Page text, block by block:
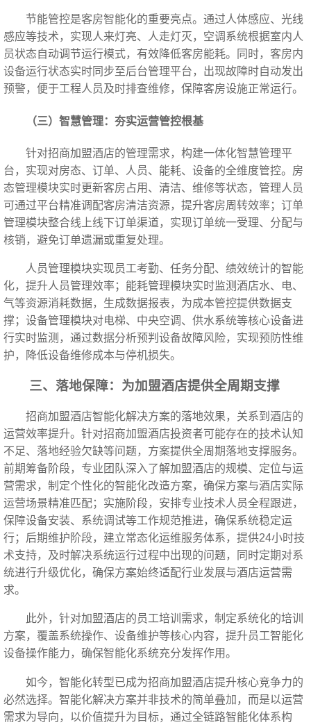
节能管控是客房智能化的重要亮点。通过人体感应、光线
感应等技术，实现人来灯亮、人走灯灭，空调系统根据室内人
员状态自动调节运行模式，有效降低客房能耗。同时，客房内
设备运行状态实时同步至后台管理平台，出现故障时自动发出
预警，便于工程人员及时排查维修，保障客房设施正常运行。
（三）智慧管理：夯实运营管控根基
针对招商加盟酒店的管理需求，构建一体化智慧管理平
台，实现对房态、订单、人员、能耗、设备的全维度管控。房
态管理模块实时更新客房占用、清洁、维修等状态，管理人员
可通过平台精准调配客房清洁资源，提升客房周转效率；订单
管理模块整合线上线下订单渠道，实现订单统一受理、分配与
核销，避免订单遗漏或重复处理。
人员管理模块实现员工考勤、任务分配、绩效统计的智能
化，提升人员管理效率；能耗管理模块实时监测酒店水、电、
气等资源消耗数据，生成数据报表，为成本管控提供数据支
撑；设备管理模块对电梯、中央空调、供水系统等核心设备进
行实时监测，通过数据分析预判设备故障风险，实现预防性维
护，降低设备维修成本与停机损失。
三、落地保障：为加盟酒店提供全周期支撑
招商加盟酒店智能化解决方案的落地效果，关系到酒店的
运营效率提升。针对招商加盟酒店投资者可能存在的技术认知
不足、落地经验欠缺等问题，方案提供全周期落地支撑服务。
前期筹备阶段，专业团队深入了解加盟酒店的规模、定位与运
营需求，制定个性化的智能化改造方案，确保方案与酒店实际
运营场景精准匹配；实施阶段，安排专业技术人员全程跟进，
保障设备安装、系统调试等工作规范推进，确保系统稳定运
行；后期维护阶段，建立常态化运维服务体系，提供24小时技
术支持，及时解决系统运行过程中出现的问题，同时定期对系
统进行升级优化，确保方案始终适配行业发展与酒店运营需
求。
此外，针对加盟酒店的员工培训需求，制定系统化的培训
方案，覆盖系统操作、设备维护等核心内容，提升员工智能化
设备操作能力，确保智能化系统充分发挥作用。
如今，智能化转型已成为招商加盟酒店提升核心竞争力的
必然选择。智能化解决方案并非技术的简单叠加，而是以运营
需求为导向，以价值提升为目标，通过全链路智能化体系构